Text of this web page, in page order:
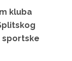
kluba
sportske